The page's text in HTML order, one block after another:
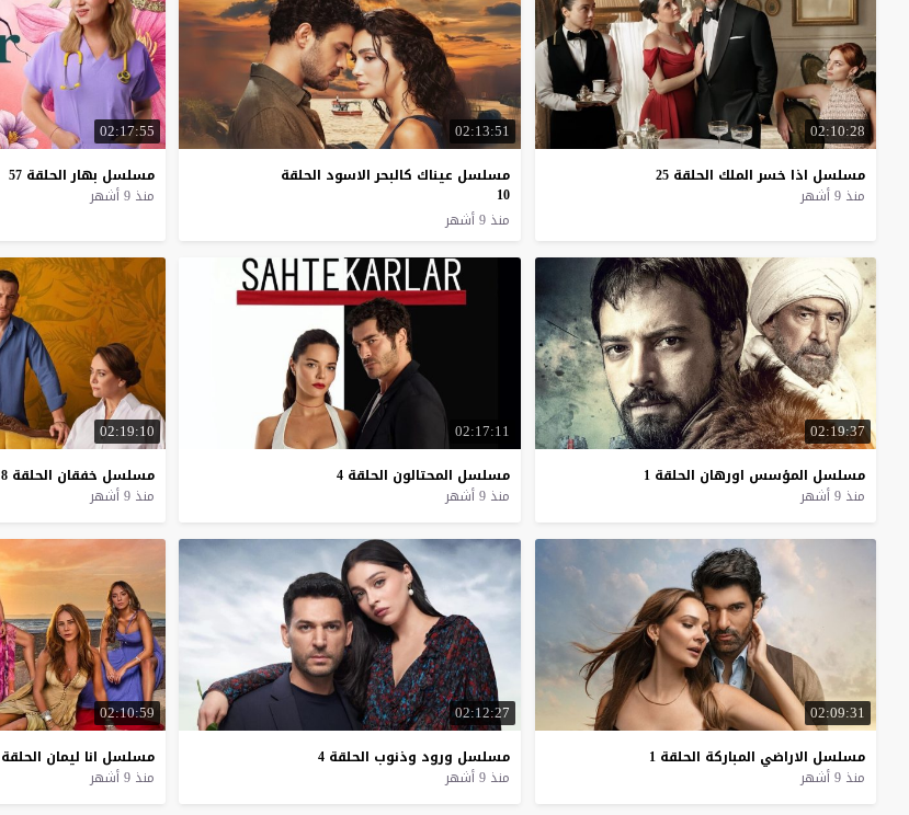
02:10:28
مسلسل اذا خسر الملك الحلقة 25
منذ 9 أشهر
02:13:51
مسلسل عيناك كالبحر الاسود الحلقة
10
منذ 9 أشهر
02:17:55
مسلسل بهار الحلقة 57
منذ 9 أشهر
02:19:37
مسلسل المؤسس اورهان الحلقة 1
منذ 9 أشهر
02:17:11
مسلسل المحتالون الحلقة 4
منذ 9 أشهر
02:19:10
مسلسل خفقان الحلقة 8
منذ 9 أشهر
02:09:31
مسلسل الاراضي المباركة الحلقة 1
منذ 9 أشهر
02:12:27
مسلسل ورود وذنوب الحلقة 4
منذ 9 أشهر
02:10:59
مسلسل انا ليمان الحلقة
منذ 9 أشهر